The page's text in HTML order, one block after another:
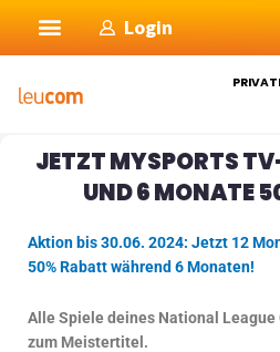
Inhalt
springen
Login
JETZT MYSPORTS
UND 6 MONATE
Aktion bis 30.06. 2024: Jetzt 12
50% Rabatt während 6 Monaten!
Alle Spiele deines National
zum Meistertitel.